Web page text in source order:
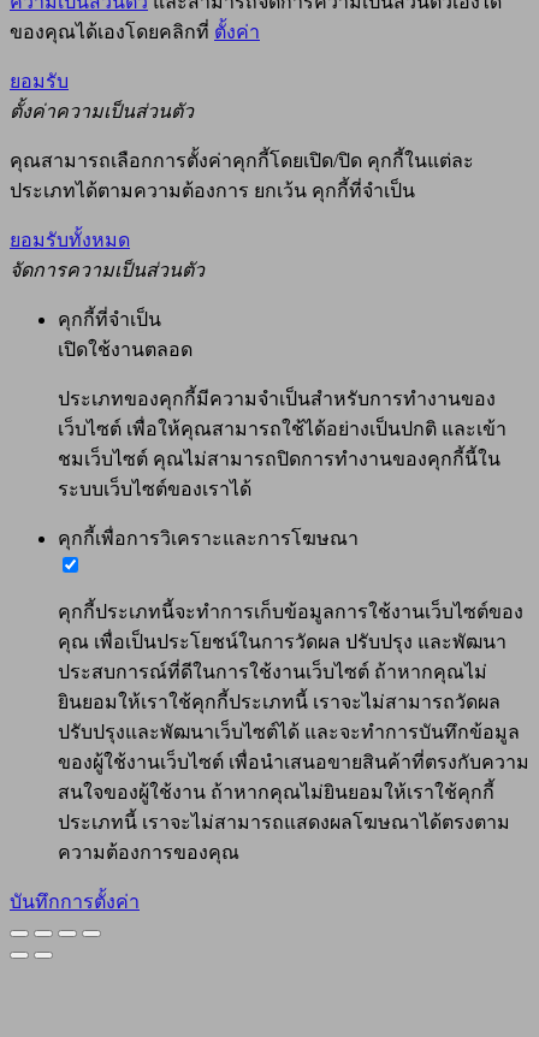
ของคุณได้เองโดยคลิกที่ ตั้งค่า
ยอมรับ
ตั้งค่าความเป็นส่วนตัว
คุณสามารถเลือกการตั้งค่าคุกกี้โดยเปิด/ปิด คุกกี้ในแต่ละ
ประเภทได้ตามความต้องการ ยกเว้น คุกกี้ที่จำเป็น
ยอมรับทั้งหมด
จัดการความเป็นส่วนตัว
คุกกี้ที่จำเป็น
เปิดใช้งานตลอด
ประเภทของคุกกี้มีความจำเป็นสำหรับการทำงานของ
เว็บไซต์ เพื่อให้คุณสามารถใช้ได้อย่างเป็นปกติ และเข้า
ชมเว็บไซต์ คุณไม่สามารถปิดการทำงานของคุกกี้นี้ใน
ระบบเว็บไซต์ของเราได้
คุกกี้เพื่อการวิเคราะและการโฆษณา
คุกกี้ประเภทนี้จะทำการเก็บข้อมูลการใช้งานเว็บไซต์ของ
คุณ เพื่อเป็นประโยชน์ในการวัดผล ปรับปรุง และพัฒนา
ประสบการณ์ที่ดีในการใช้งานเว็บไซต์ ถ้าหากคุณไม่
ยินยอมให้เราใช้คุกกี้ประเภทนี้ เราจะไม่สามารถวัดผล
ปรับปรุงและพัฒนาเว็บไซต์ได้ และจะทำการบันทึกข้อมูล
ของผู้ใช้งานเว็บไซต์ เพื่อนำเสนอขายสินค้าที่ตรงกับความ
สนใจของผู้ใช้งาน ถ้าหากคุณไม่ยินยอมให้เราใช้คุกกี้
ประเภทนี้ เราจะไม่สามารถแสดงผลโฆษณาได้ตรงตาม
ความต้องการของคุณ
บันทึกการตั้งค่า